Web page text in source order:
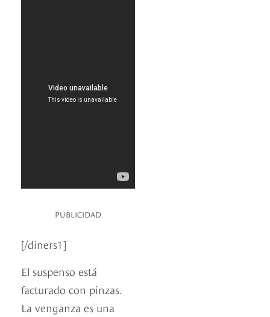
PUBLICIDAD
[/diners1]
El suspenso está
facturado con pinzas.
La venganza es una